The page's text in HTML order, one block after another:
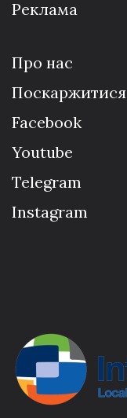
Реклама
Про нас
Поскаржитися
Facebook
Youtube
Telegram
Instagram